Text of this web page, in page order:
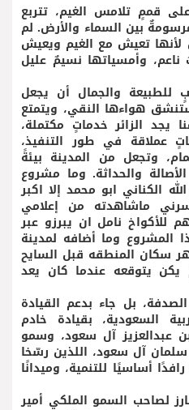
قممٍ تلامس الغيم، تتربع
بين السماء والأرض. لم
لأنها تعيش مع الغيم ويعيش
ناعم، وأمسياتها نسيمٌ عليل
والجمال أن يجعل
هواءها النقي، ويتمتع
يجد الزائر خدماتٍ مكتملة،
عملاقة في طور التنفيذ،
وتجعل من المدينة بيئةً
والحداثة. وما مشروع
الكناني ابو محمد إلا اكبر
ماشاهدته من إعلامي
للأكواخ نامل ان يبرزو عبر
المشروع وما أضافه لمدينة
سكان المنطقه قبل السايح
يتوقعه عندما كان يعد
بل جاء بدعم القيادة
السعودية، بقيادة خادم
عبدالعزيز آل سعود، وسمو
آل سعود، اللذين رسّخا
أساسيًا للتنمية، وميدانًا
لصاحب السمو الملكي أمير